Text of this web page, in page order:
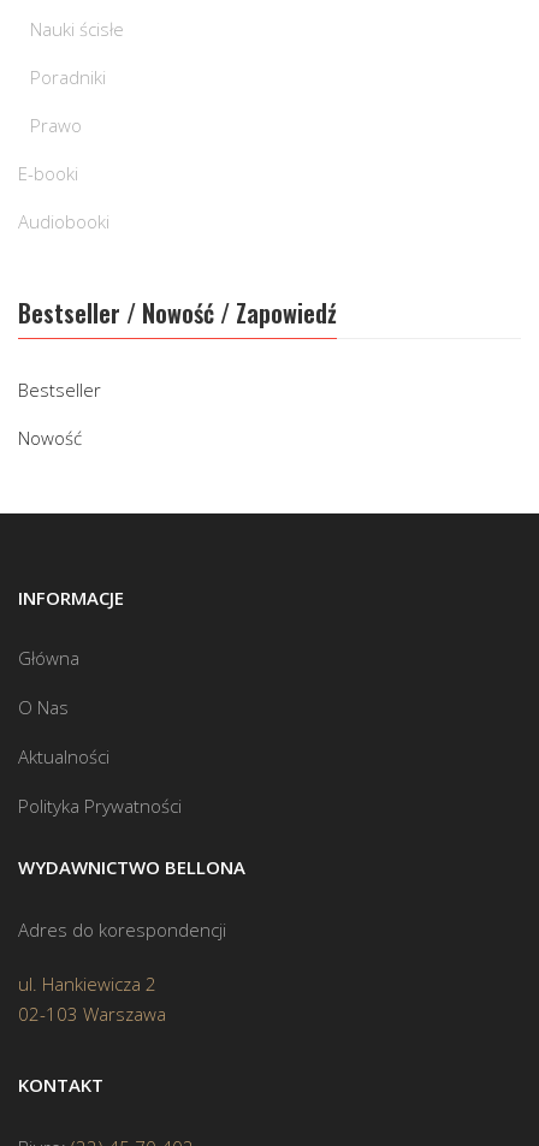
Nauki ścisłe
Poradniki
Prawo
E-booki
Audiobooki
Bestseller / Nowość / Zapowiedź
Bestseller
Nowość
INFORMACJE
Główna
O Nas
Aktualności
Polityka Prywatności
WYDAWNICTWO BELLONA
Adres do korespondencji
ul. Hankiewicza 2
02-103 Warszawa
KONTAKT